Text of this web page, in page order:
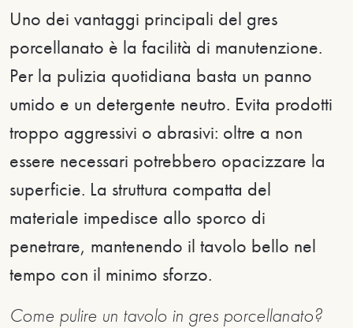
Uno dei vantaggi principali del gres
porcellanato è la facilità di manutenzione.
Per la pulizia quotidiana basta un panno
umido e un detergente neutro. Evita prodotti
troppo aggressivi o abrasivi: oltre a non
essere necessari potrebbero opacizzare la
superficie. La struttura compatta del
materiale impedisce allo sporco di
penetrare, mantenendo il tavolo bello nel
tempo con il minimo sforzo.
Come pulire un tavolo in gres porcellanato?